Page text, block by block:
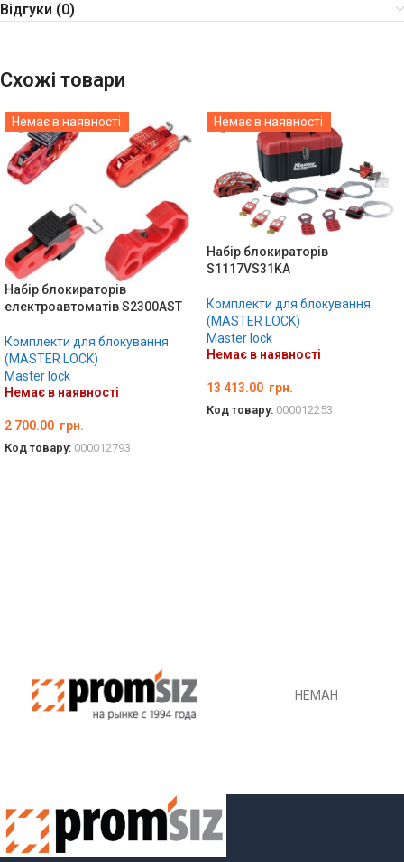
Відгуки (0)
Схожі товари
Немає в наявності
Набір блокираторів
електроавтоматів S2300AST
Комплекти для блокування
(MASTER LOCK)
Master lock
Немає в наявності
2 700.00 грн.
Код товару: 000012793
Немає в наявності
Набір блокираторів
S1117VS31KA
Комплекти для блокування
(MASTER LOCK)
Master lock
Немає в наявності
13 413.00 грн.
Код товару: 000012253
НЕМАН